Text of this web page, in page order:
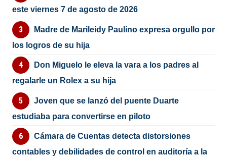
este viernes 7 de agosto de 2026
Madre de Marileidy Paulino expresa orgullo por
los logros de su hija
Don Miguelo le eleva la vara a los padres al
regalarle un Rolex a su hija
Joven que se lanzó del puente Duarte
estudiaba para convertirse en piloto
Cámara de Cuentas detecta distorsiones
contables y debilidades de control en auditoría a la